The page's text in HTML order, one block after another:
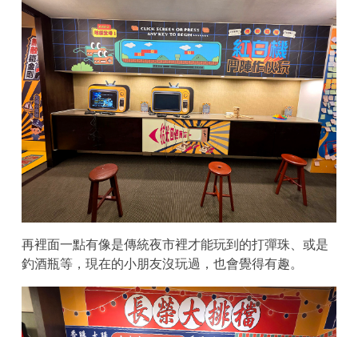
再裡面一點有像是傳統夜市裡才能玩到的打彈珠、或是
釣酒瓶等，現在的小朋友沒玩過，也會覺得有趣。